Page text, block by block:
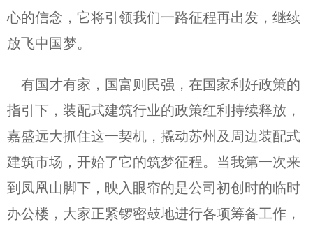
心的信念，它将引领我们一路征程再出发，继续
放飞中国梦。
有国才有家，国富则民强，在国家利好政策的
指引下，装配式建筑行业的政策红利持续释放，
嘉盛远大抓住这一契机，撬动苏州及周边装配式
建筑市场，开始了它的筑梦征程。当我第一次来
到凤凰山脚下，映入眼帘的是公司初创时的临时
办公楼，大家正紧锣密鼓地进行各项筹备工作，